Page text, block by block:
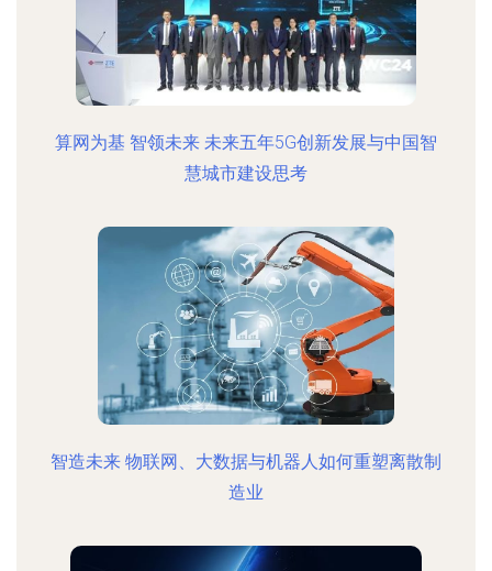
算网为基 智领未来 未来五年5G创新发展与中国智
慧城市建设思考
智造未来 物联网、大数据与机器人如何重塑离散制
造业